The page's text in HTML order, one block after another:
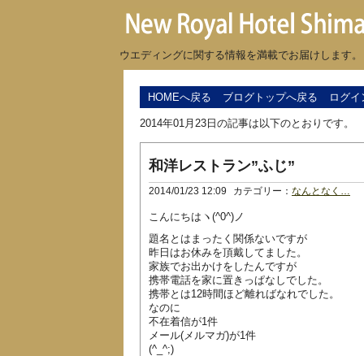
ウエディングに関する情報を満載でお届けします。
HOMEへ戻る ブログトップへ戻る ログイ
2014年01月23日の記事は以下のとおりです。
和洋レストラン”ふじ”
2014/01/23 12:09 カテゴリー： なんとなく…
こんにちはヽ(^0^)ノ
題名とはまったく関係ないですが
昨日はお休みを頂戴してました。
家族でお出かけをしたんですが
携帯電話を家に置きっぱなしでした。
携帯とは12時間ほど離ればなれでした。
なのに
不在着信が1件
メール(メルマガ)が1件
(^_^;)